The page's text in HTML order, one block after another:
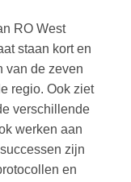
RO West
staan kort en
van de zeven
regio. Ook ziet
verschillende
werken aan
zijn
en